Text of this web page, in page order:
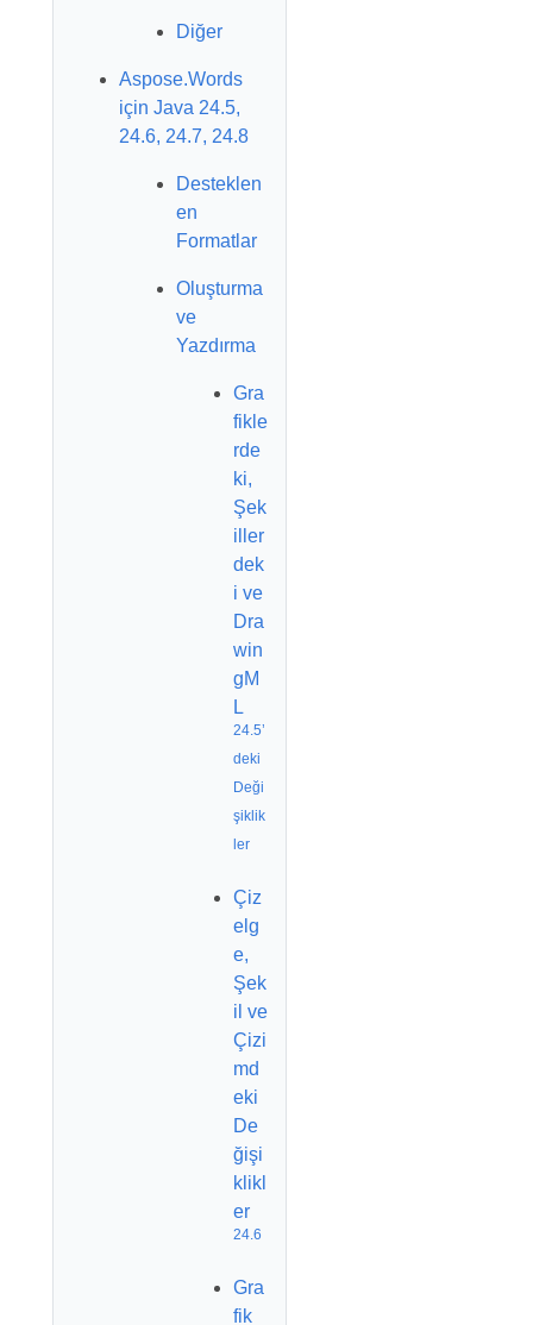
Diğer
Aspose.Words
için Java 24.5,
24.6, 24.7, 24.8
Desteklen
en
Formatlar
Oluşturma
ve
Yazdırma
Gra
fikle
rde
ki,
Şek
iller
dek
i ve
Dra
win
gM
L
24.5’
deki
Deği
şiklik
ler
Çiz
elg
e,
Şek
il ve
Çizi
md
eki
De
ğişi
klikl
er
24.6
Gra
fik